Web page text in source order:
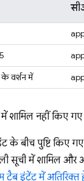
वर्शन में
में शामिल नहीं किए
के बीच पुष्टि किए
सूची में शामिल और
टैब इंटेंट में अतिरिक्त